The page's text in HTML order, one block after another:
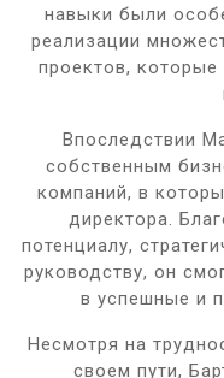
навыки были
реализации
проектов,
Впоследствии
собственным
компаний, в
директора.
потенциалу,
руководству, он
в успешные и
Несмотря на
своем пути,